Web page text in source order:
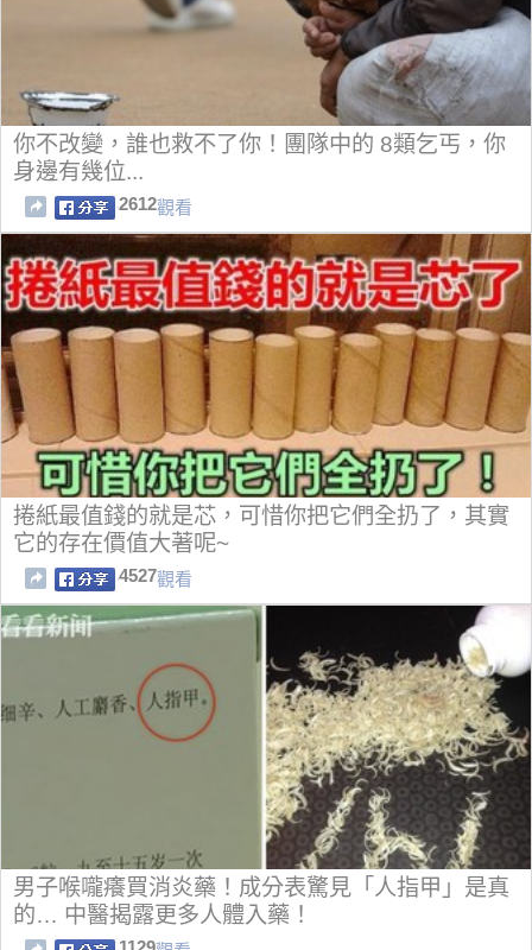
你不改變，誰也救不了你！團隊中的 8類乞丐，你
身邊有幾位...
2612觀看
捲紙最值錢的就是芯，可惜你把它們全扔了，其實
它的存在價值大著呢~
4527觀看
男子喉嚨癢買消炎藥！成分表驚見「人指甲」是真
的… 中醫揭露更多人體入藥！